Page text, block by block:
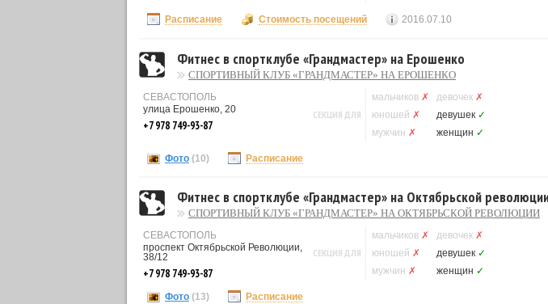
Расписание Стоимость посещений 2016.07.10
Фитнес в спортклубе «Грандмастер» на Ерошенко
СПОРТИВНЫЙ КЛУБ «ГРАНДМАСТЕР» НА ЕРОШЕНКО
СЕВАСТОПОЛЬ
улица Ерошенко, 20
+7 978 749-93-87
СЕКЦИЯ ДЛЯ
мальчиков ✗ девочек ✗
юношей ✗ девушек ✓
мужчин ✗ женщин ✓
Фото (10) Расписание
Фитнес в спортклубе «Грандмастер» на Октябрьской
СПОРТИВНЫЙ КЛУБ «ГРАНДМАСТЕР» НА ОКТЯБРЬСКОЙ РЕВОЛЮЦИИ
СЕВАСТОПОЛЬ
проспект Октябрьской Революции,
38/12
+7 978 749-93-87
СЕКЦИЯ ДЛЯ
мальчиков ✗ девочек ✗
юношей ✗ девушек ✓
мужчин ✗ женщин ✓
Фото (13) Расписание